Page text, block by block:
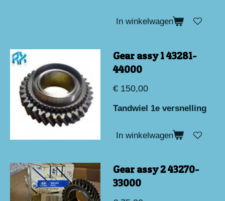
In winkelwagen
Gear assy 1 43281-
44000
€ 150,00
Tandwiel 1e versnelling
In winkelwagen
Gear assy 2 43270-
33000